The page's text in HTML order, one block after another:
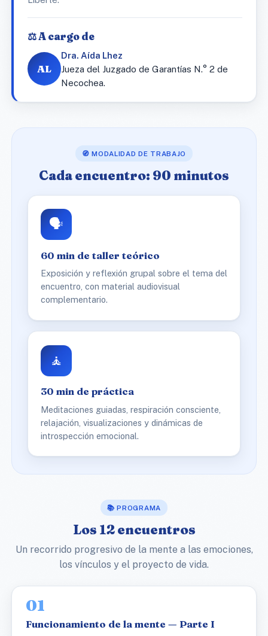
⚖️ A cargo de
AL
Dra. Aída Lhez
Jueza del Juzgado de Garantías N.° 2 de
Necochea.
🧭 MODALIDAD DE TRABAJO
Cada encuentro: 90 minutos
🗣️
60 min de taller teórico
Exposición y reflexión grupal sobre el tema del
encuentro, con material audiovisual
complementario.
🧘
30 min de práctica
Meditaciones guiadas, respiración consciente,
relajación, visualizaciones y dinámicas de
introspección emocional.
📚 PROGRAMA
Los 12 encuentros
Un recorrido progresivo de la mente a las emociones,
los vínculos y el proyecto de vida.
01
Funcionamiento de la mente — Parte I